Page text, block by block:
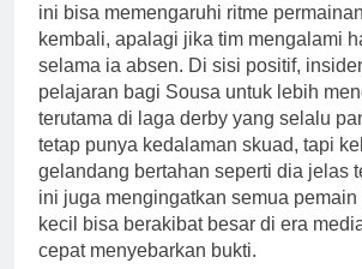
ini bisa memengaruhi ritme
kembali, apalagi jika tim mengalami
selama ia absen. Di sisi positif,
pelajaran bagi Sousa untuk lebih
terutama di laga derby yang selalu
tetap punya kedalaman skuad, tapi
gelandang bertahan seperti dia jelas
ini juga mengingatkan semua
kecil bisa berakibat besar di era
cepat menyebarkan bukti.